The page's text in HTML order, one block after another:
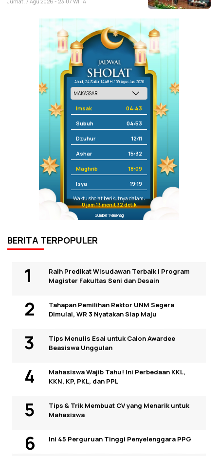
Ahad, 24 Safar 1448 H / 09 Agustus 2026
Imsak 04:43
Subuh 04:53
Dzuhur 12:11
Ashar 15:32
Maghrib 18:09
Isya 19:19
Waktu sholat berikutnya dalam:
0 jam 13 menit 32 detik
Sumber: Kemenag
BERITA TERPOPULER
Raih Predikat Wisudawan Terbaik I Program
Magister Fakultas Seni dan Desain
Tahapan Pemilihan Rektor UNM Segera
Dimulai, WR 3 Nyatakan Siap Maju
Tips Menulis Esai untuk Calon Awardee
Beasiswa Unggulan
Mahasiswa Wajib Tahu! Ini Perbedaan KKL,
KKN, KP, PKL, dan PPL
Tips & Trik Membuat CV yang Menarik untuk
Mahasiswa
Ini 45 Perguruan Tinggi Penyelenggara PPG